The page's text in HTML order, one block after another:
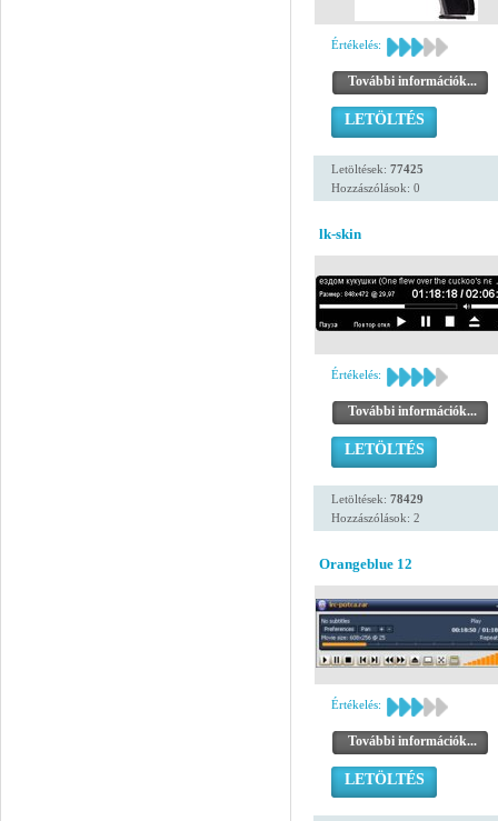
Értékelés:
További információk...
LETÖLTÉS
Letöltések: 77425
Hozzászólások: 0
lk-skin
Értékelés:
További információk...
LETÖLTÉS
Letöltések: 78429
Hozzászólások: 2
Orangeblue 12
Értékelés:
További információk...
LETÖLTÉS